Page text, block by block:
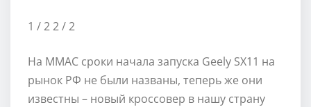
1 / 22/ 2
На ММАС сроки начала запуска Geely SX11 на
рынок РФ не были названы, теперь же они
известны – новый кроссовер в нашу страну